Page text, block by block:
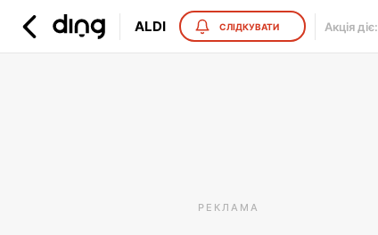
ALDI СЛІДКУВАТИ Акція діє:
РЕКЛАМА